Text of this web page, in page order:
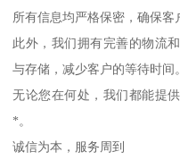
所有信息均严格保密，确保客
此外，我们拥有完善的物流
与存储，减少客户的等待时间。
无论您在何处，我们都能提
*。
诚信为本，服务周到